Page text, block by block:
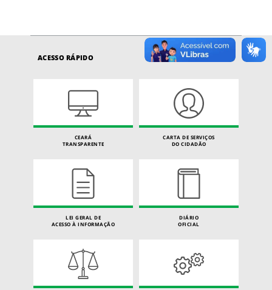
ACESSO RÁPIDO
CEARÁ
TRANSPARENTE
CARTA DE SERVIÇOS
DO CIDADÃO
LEI GERAL DE
ACESSO À INFORMAÇÃO
DIÁRIO
OFICIAL